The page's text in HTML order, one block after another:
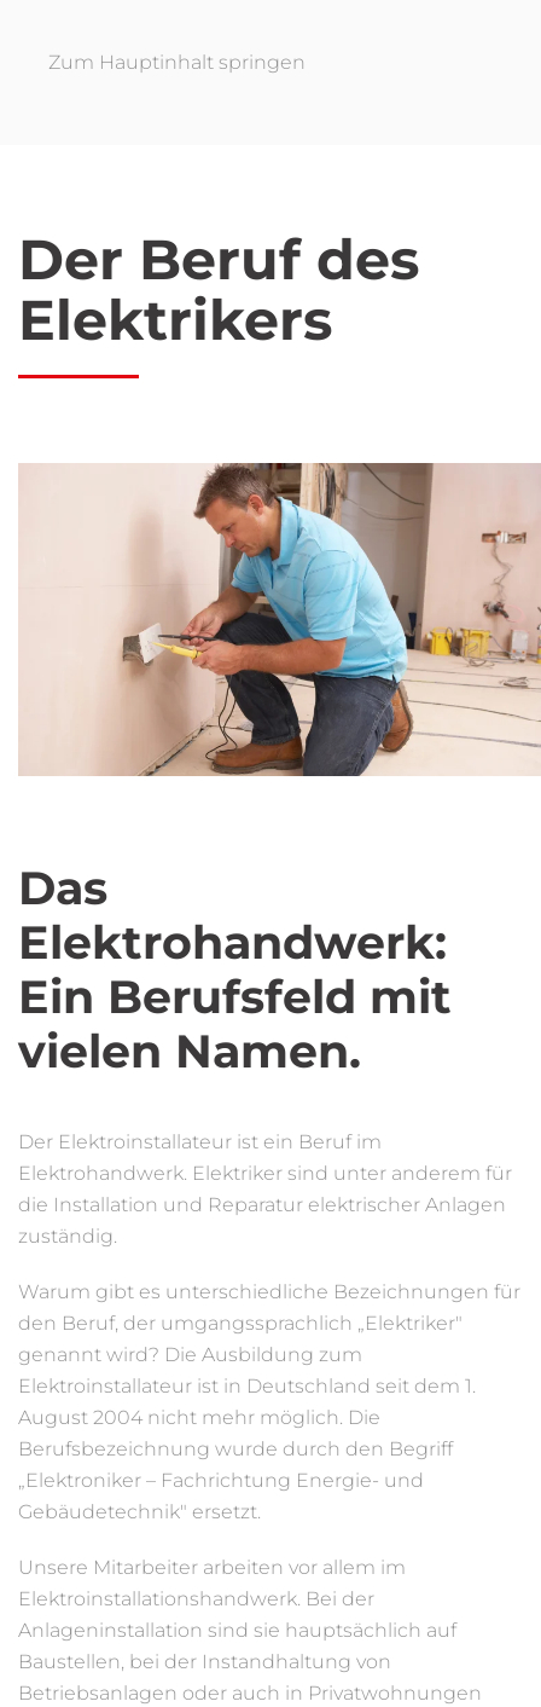
Zum Hauptinhalt springen
Der Beruf des
Elektrikers
Das
Elektrohandwerk:
Ein Berufsfeld mit
vielen Namen.
Der Elektroinstallateur ist ein Beruf im
Elektrohandwerk. Elektriker sind unter anderem für
die Installation und Reparatur elektrischer Anlagen
zuständig.
Warum gibt es unterschiedliche Bezeichnungen für
den Beruf, der umgangssprachlich „Elektriker"
genannt wird? Die Ausbildung zum
Elektroinstallateur ist in Deutschland seit dem 1.
August 2004 nicht mehr möglich. Die
Berufsbezeichnung wurde durch den Begriff
„Elektroniker – Fachrichtung Energie- und
Gebäudetechnik" ersetzt.
Unsere Mitarbeiter arbeiten vor allem im
Elektroinstallationshandwerk. Bei der
Anlageninstallation sind sie hauptsächlich auf
Baustellen, bei der Instandhaltung von
Betriebsanlagen oder auch in Privatwohnungen